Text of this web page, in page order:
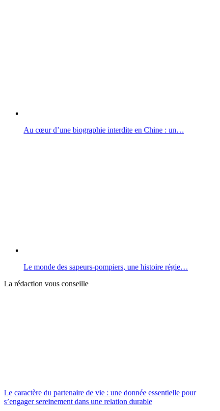
Au cœur d’une biographie interdite en Chine : un…
Le monde des sapeurs-pompiers, une histoire régie…
La rédaction vous conseille
Le caractère du partenaire de vie : une donnée essentielle pour
s’engager sereinement dans une relation durable